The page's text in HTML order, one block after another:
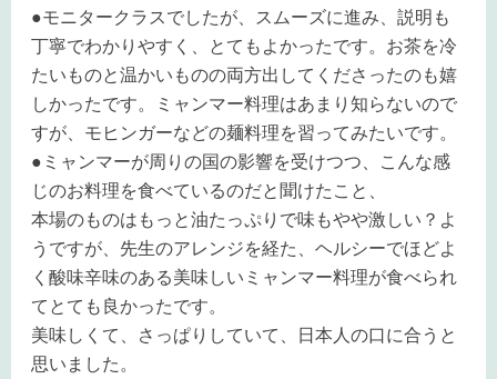
●モニタークラスでしたが、スムーズに進み、説明も
丁寧でわかりやすく、とてもよかったです。お茶を冷
たいものと温かいものの両方出してくださったのも嬉
しかったです。ミャンマー料理はあまり知らないので
すが、モヒンガーなどの麺料理を習ってみたいです。
● ミャンマーが周りの国の影響を受けつつ、こんな感
じのお料理を食べているのだと聞けたこと、
本場のものはもっと油たっぷりで味もやや激しい？よ
うですが、先生のアレンジを経た、ヘルシーでほどよ
く酸味辛味のある美味しいミャンマー料理が食べられ
てとても良かったです。
美味しくて、さっぱりしていて、日本人の口に合うと
思いました。